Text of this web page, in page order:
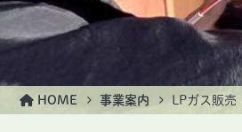
HOME 事業案内 LPガス販売